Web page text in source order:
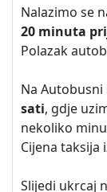
Nalazimo se
20 minuta
Polazak
Na
sati, gdje
nekoliko
Cijena taksija
Slijedi ukrcaj